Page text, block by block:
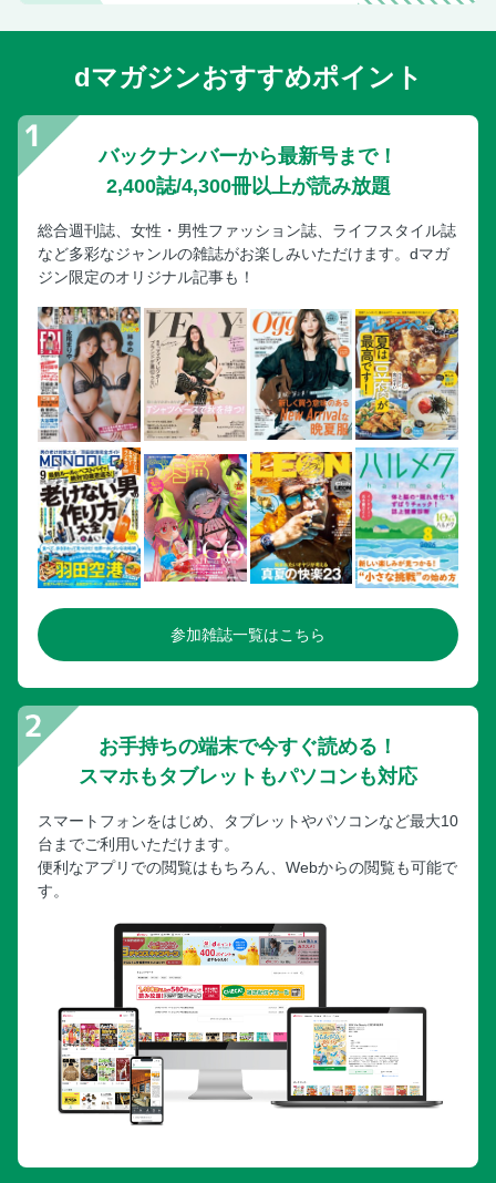
dマガジンおすすめポイント
バックナンバーから最新号まで！
2,400誌/4,300冊以上が読み放題
総合週刊誌、女性・男性ファッション誌、ライフスタイル誌
など多彩なジャンルの雑誌がお楽しみいただけます。dマガ
ジン限定のオリジナル記事も！
参加雑誌一覧はこちら
お手持ちの端末で今すぐ読める！
スマホもタブレットもパソコンも対応
スマートフォンをはじめ、タブレットやパソコンなど最大10
台までご利用いただけます。
便利なアプリでの閲覧はもちろん、Webからの閲覧も可能で
す。